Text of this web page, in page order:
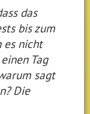
das
bis zum
es nicht
Tag
sagt
Die